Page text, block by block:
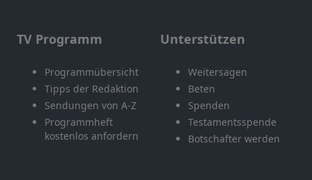
TV Programm
Programmübersicht
Tipps der Redaktion
Sendungen von A-Z
Programmheft
kostenlos anfordern
Unterstützen
Weitersagen
Beten
Spenden
Testamentsspende
Botschafter werden